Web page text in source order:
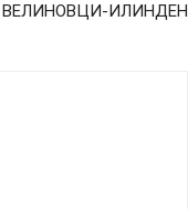
ВЕЛИНОВЦИ-ИЛИНДЕН